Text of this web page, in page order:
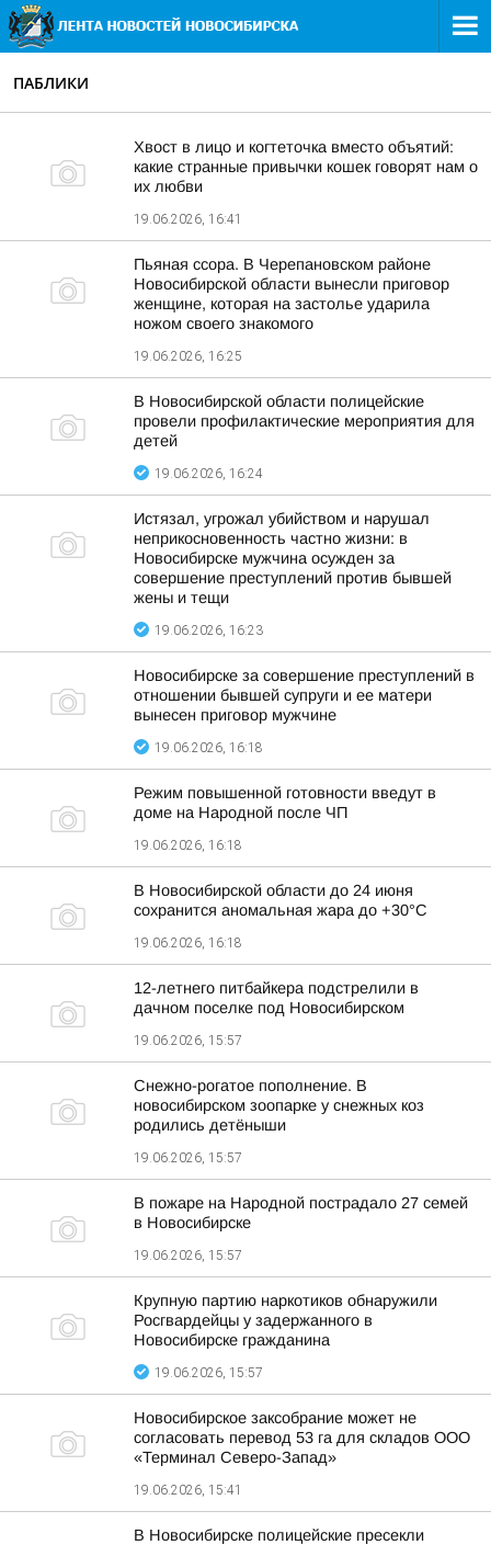
ПАБЛИКИ
Хвост в лицо и когтеточка вместо объятий:
какие странные привычки кошек говорят нам о
их любви
19.06.2026, 16:41
Пьяная ссора. В Черепановском районе
Новосибирской области вынесли приговор
женщине, которая на застолье ударила
ножом своего знакомого
19.06.2026, 16:25
В Новосибирской области полицейские
провели профилактические мероприятия для
детей
19.06.2026, 16:24
Истязал, угрожал убийством и нарушал
неприкосновенность частно жизни: в
Новосибирске мужчина осужден за
совершение преступлений против бывшей
жены и тещи
19.06.2026, 16:23
Новосибирске за совершение преступлений в
отношении бывшей супруги и ее матери
вынесен приговор мужчине
19.06.2026, 16:18
Режим повышенной готовности введут в
доме на Народной после ЧП
19.06.2026, 16:18
В Новосибирской области до 24 июня
сохранится аномальная жара до +30°С
19.06.2026, 16:18
12-летнего питбайкера подстрелили в
дачном поселке под Новосибирском
19.06.2026, 15:57
Снежно-рогатое пополнение. В
новосибирском зоопарке у снежных коз
родились детёныши
19.06.2026, 15:57
В пожаре на Народной пострадало 27 семей
в Новосибирске
19.06.2026, 15:57
Крупную партию наркотиков обнаружили
Росгвардейцы у задержанного в
Новосибирске гражданина
19.06.2026, 15:57
Новосибирское заксобрание может не
согласовать перевод 53 га для складов ООО
«Терминал Северо-Запад»
19.06.2026, 15:41
В Новосибирске полицейские пресекли